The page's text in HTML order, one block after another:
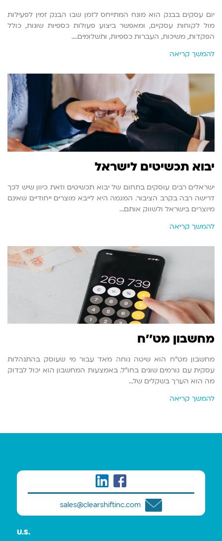
יום עסקים בבנק הוא מונח המתייחס לזמן שבו הבנק זמין לפעילות
מול לקוחות עסקיים, ומאפשר ביצוע פעולות כספיות שונות, כולל
הפקדות, משיכות, העברות כספיות, ותשלומים.…
להמשך קריאה
יבוא תכשיטים לישראל
ישראלים רבים עוסקים בתחום של יבוא תכשיטים וזאת כיוון שיש לכך
דרישה רבה בקרב הציבור. המגמה היא לייבא מוצרים ייחודיים שאינם
מיוצרים בישראל ולשווק אותם…
להמשך קריאה
מחשבון מט''ח
מחשבון מט"ח הוא שיטה נוחה מאד עבור מי שעוסק בהתנהלות
עסקית עם גורמים שונים בחו"ל. באמצעות המחשבון הוא יכול לבדוק
מה הוא הערך בשקלים של…
להמשך קריאה
sales@clearshiftinc.com
U.S.